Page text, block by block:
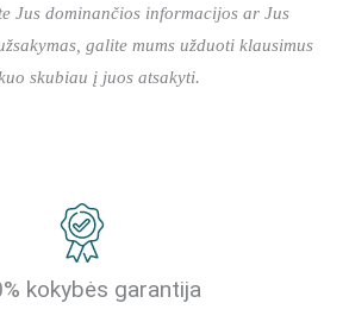
Jus dominančios informacijos ar Jus
galite mums užduoti klausimus
skubiau į juos atsakyti.
kokybės garantija